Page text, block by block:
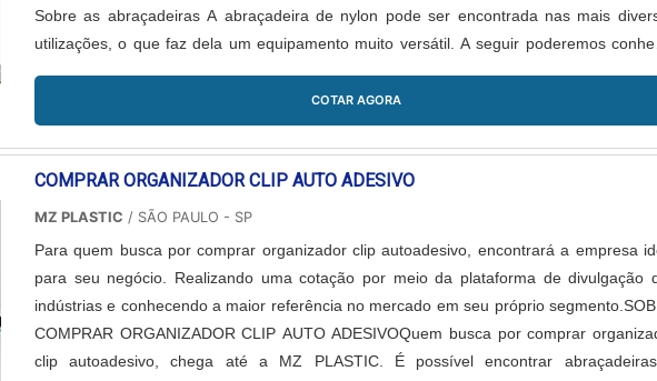
Sobre as abraçadeiras A abraçadeira de nylon pode ser encontrada nas mais
utilizações, o que faz dela um equipamento muito versátil. A seguir poderemos
COTAR AGORA
COMPRAR ORGANIZADOR CLIP AUTO ADESIVO
MZ PLASTIC / SÃO PAULO - SP
Para quem busca por comprar organizador clip autoadesivo, encontrará a empresa
para seu negócio. Realizando uma cotação por meio da plataforma de divulgação
indústrias e conhecendo a maior referência no mercado em seu próprio
COMPRAR ORGANIZADOR CLIP AUTO ADESIVOQuem busca por comprar
clip autoadesivo, chega até a MZ PLASTIC. É possível encontrar abraçadeiras